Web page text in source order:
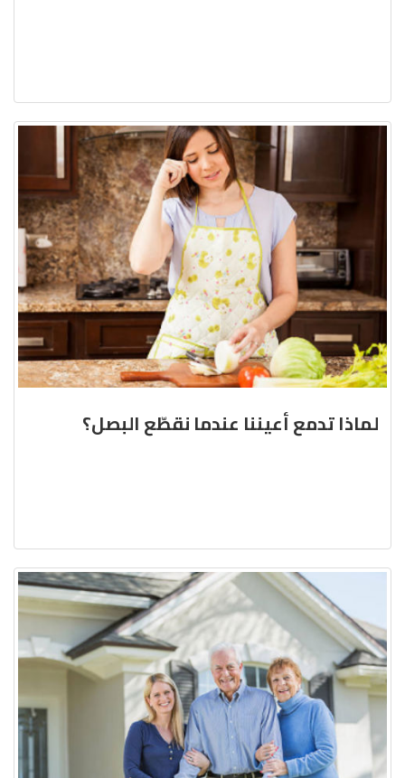
لماذا تدمع أعيننا عندما نقطّع البصل؟